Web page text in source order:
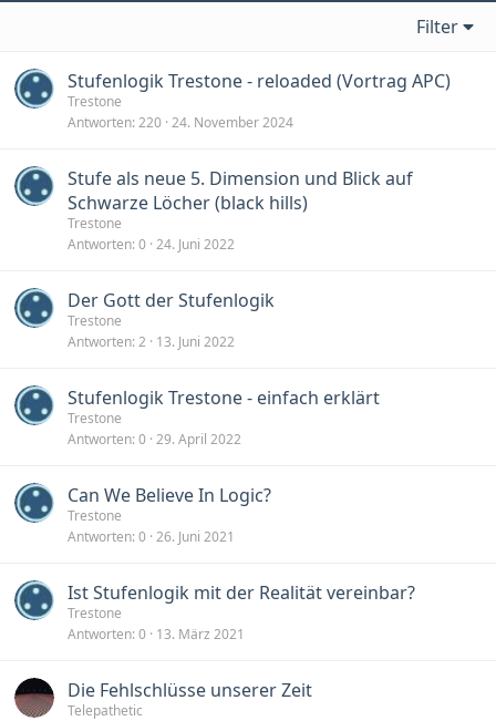
Filter
Stufenlogik Trestone - reloaded (Vortrag APC)
Trestone
Antworten 220 24. November 2024
Stufe als neue 5. Dimension und Blick auf
Schwarze Löcher (black hills)
Trestone
Antworten 0 24. Juni 2022
Der Gott der Stufenlogik
Trestone
Antworten 2 13. Juni 2022
Stufenlogik Trestone - einfach erklärt
Trestone
Antworten 0 29. April 2022
Can We Believe In Logic?
Trestone
Antworten 0 26. Juni 2021
Ist Stufenlogik mit der Realität vereinbar?
Trestone
Antworten 0 13. März 2021
Die Fehlschlüsse unserer Zeit
Telepathetic